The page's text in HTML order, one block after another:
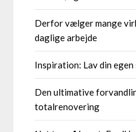
Derfor vælger mange
daglige arbejde
Inspiration: Lav din
Den ultimative
totalrenovering